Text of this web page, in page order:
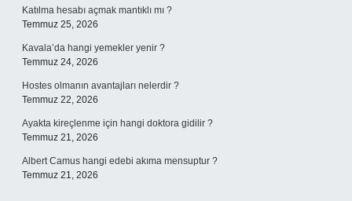
Katılma hesabı açmak mantıklı mı ?
Temmuz 25, 2026
Kavala’da hangi yemekler yenir ?
Temmuz 24, 2026
Hostes olmanın avantajları nelerdir ?
Temmuz 22, 2026
Ayakta kireçlenme için hangi doktora gidilir ?
Temmuz 21, 2026
Albert Camus hangi edebi akıma mensuptur ?
Temmuz 21, 2026